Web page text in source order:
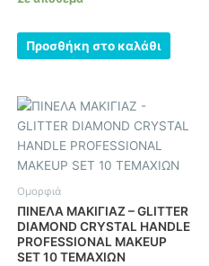
0
Προσθήκη στο καλάθι
Ομορφιά
ΠΙΝΕΛΑ ΜΑΚΙΓΙΑΖ – GLITTER
DIAMOND CRYSTAL HANDLE
PROFESSIONAL MAKEUP
SET 10 ΤΕΜΑΧΙΩΝ